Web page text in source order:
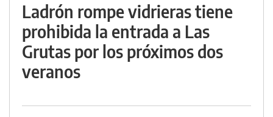
Ladrón rompe vidrieras tiene
prohibida la entrada a Las
Grutas por los próximos dos
veranos